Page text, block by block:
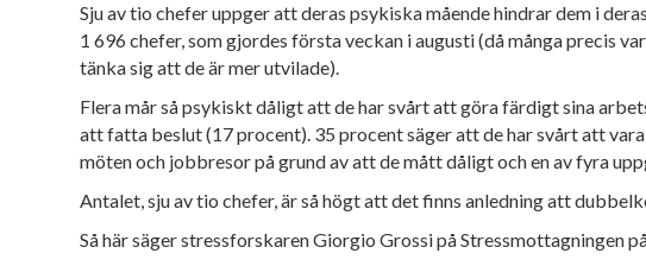
Sju av tio chefer uppger att deras psykiska mående hindrar dem i
1 696chefer, som gjordes första veckan i augusti (då många precis
tänka sig att de är mer utvilade).
Flera mår såpsykiskt dåligt att de har svårt att göra färdigt sina
att fatta beslut (17 procent). 35 procent säger att de har svårt att
möten och jobbresor på grund av att de mått dåligt och en av fyra
Antalet, sju av tio chefer, är så högt att det finns anledning att
Så här säger stressforskaren Giorgio Grossi på Stressmottagningen